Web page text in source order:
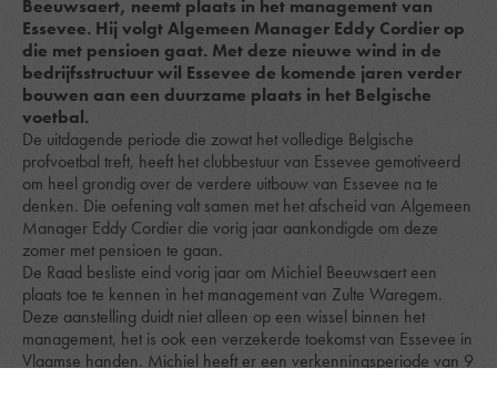
Beeuwsaert, neemt plaats in het management van
Essevee. Hij volgt Algemeen Manager Eddy Cordier op
die met pensioen gaat. Met deze nieuwe wind in de
bedrijfsstructuur wil Essevee de komende jaren verder
bouwen aan een duurzame plaats in het Belgische
voetbal.
De uitdagende periode die zowat het volledige Belgische
profvoetbal treft, heeft het clubbestuur van Essevee gemotiveerd
om heel grondig over de verdere uitbouw van Essevee na te
denken. Die oefening valt samen met het afscheid van Algemeen
Manager Eddy Cordier die vorig jaar aankondigde om deze
zomer met pensioen te gaan.
De Raad besliste eind vorig jaar om Michiel Beeuwsaert een
plaats toe te kennen in het management van Zulte Waregem.
Deze aanstelling duidt niet alleen op een wissel binnen het
management, het is ook een verzekerde toekomst van Essevee in
Vlaamse handen. Michiel heeft er een verkenningsperiode van 9